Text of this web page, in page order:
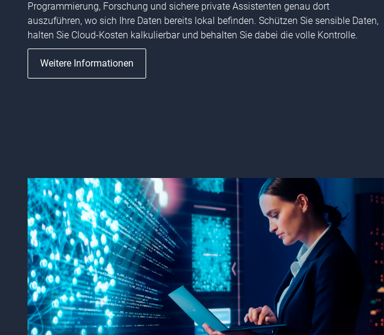
Programmierung, Forschung und sichere private Assistenten genau dort
auszuführen, wo sich Ihre Daten bereits lokal befinden. Schützen Sie sensible Daten,
halten Sie Cloud-Kosten kalkulierbar und behalten Sie dabei die volle Kontrolle.
Weitere Informationen